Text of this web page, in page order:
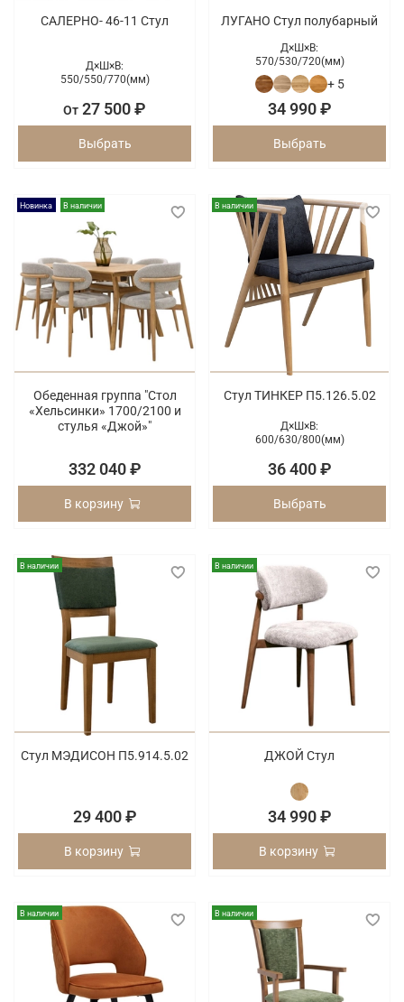
САЛЕРНО- 46-11 Стул
Д×Ш×В:
550/550/770(мм)
От 27 500 ₽
Выбрать
ЛУГАНО Стул полубарный
Д×Ш×В:
570/530/720(мм)
+ 5
34 990 ₽
Выбрать
Новинка В наличии
Обеденная группа "Стол
«Хельсинки» 1700/2100 и
стулья «Джой»"
332 040 ₽
В корзину
В наличии
Стул ТИНКЕР П5.126.5.02
Д×Ш×В:
600/630/800(мм)
36 400 ₽
Выбрать
В наличии
Стул МЭДИСОН П5.914.5.02
29 400 ₽
В корзину
В наличии
ДЖОЙ Стул
34 990 ₽
В корзину
В наличии В наличии